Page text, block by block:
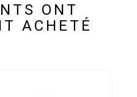
ONT
ACHETÉ